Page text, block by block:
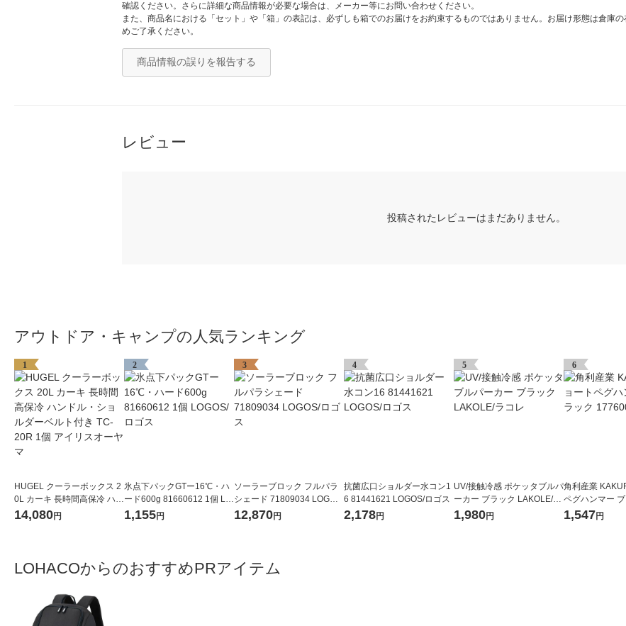
確認ください。さらに詳細な商品情報が必要な場合は、メーカー等にお問い合わせください。
また、商品名における「セット」や「箱」の表記は、必ずしも箱でのお届けをお約束するものではありません。お届け形態は倉庫
めご了承ください。
商品情報の誤りを報告する
レビュー
投稿されたレビューはまだありません。
アウトドア・キャンプの人気ランキング
1
HUGEL クーラーボックス 2
0L カーキ 長時間高保冷 ハン
ドル・ショルダーベルト付
14,080円
2
氷点下パックGTー16℃・ハ
ード600g 81660612 1個 LO
GOS/ロゴス
1,155円
3
ソーラーブロック フルパラ
シェード 71809034 LOGOS/
ロゴス
12,870円
4
抗菌広口ショルダー水コン1
6 81441621 LOGOS/ロゴス
2,178円
5
UV/接触冷感 ポケッタブルパ
ーカー ブラック LAKOLE/ラ
コレ
1,980円
6
角利産業
ペグハンマー
0010 1個
1,547円
LOHACOからのおすすめPRアイテム